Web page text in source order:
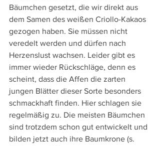
Bäumchen gesetzt, die wir direkt aus
dem Samen des weißen Criollo-Kakaos
gezogen haben. Sie müssen nicht
veredelt werden und dürfen nach
Herzenslust wachsen. Leider gibt es
immer wieder Rückschläge, denn es
scheint, dass die Affen die zarten
jungen Blätter dieser Sorte besonders
schmackhaft finden. Hier schlagen sie
regelmäßig zu. Die meisten Bäumchen
sind trotzdem schon gut entwickelt und
bilden jetzt auch ihre Baumkrone (s.